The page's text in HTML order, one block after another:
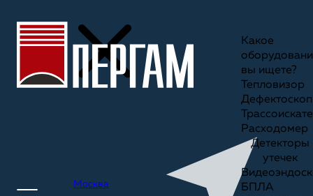
Москва
Какое
вы ищете?
Тепловизор
Дефектоскоп
Расходомер
Детекторы
утечек
БПЛА